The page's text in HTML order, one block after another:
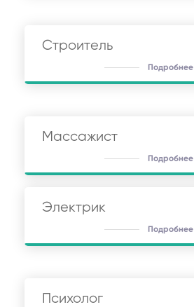
Строитель
Подробнее
Массажист
Подробнее
Электрик
Подробнее
Психолог